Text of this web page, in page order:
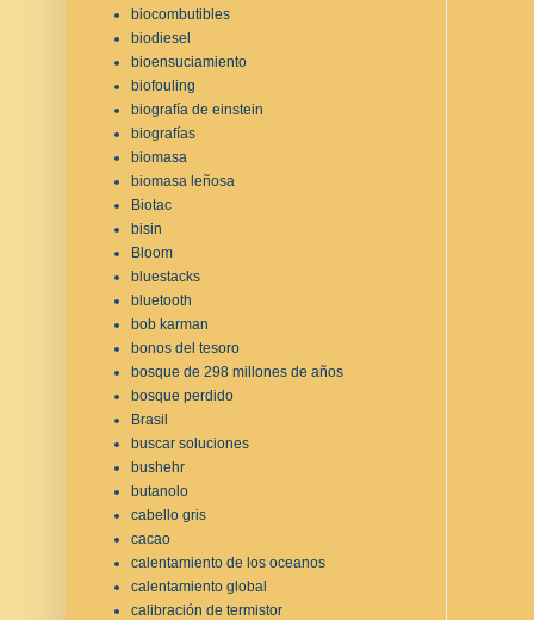
biocombutibles
biodiesel
bioensuciamiento
biofouling
biografía de einstein
biografías
biomasa
biomasa leñosa
Biotac
bisin
Bloom
bluestacks
bluetooth
bob karman
bonos del tesoro
bosque de 298 millones de años
bosque perdido
Brasil
buscar soluciones
bushehr
butanolo
cabello gris
cacao
calentamiento de los oceanos
calentamiento global
calibración de termistor